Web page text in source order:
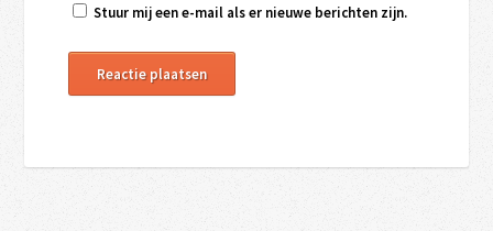
Stuur mij een e-mail als er nieuwe berichten zijn.